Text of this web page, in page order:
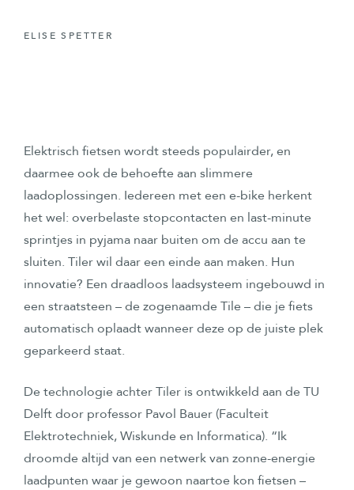
ELISE SPETTER
Elektrisch fietsen wordt steeds populairder, en
daarmee ook de behoefte aan slimmere
laadoplossingen. Iedereen met een e-bike herkent
het wel: overbelaste stopcontacten en last-minute
sprintjes in pyjama naar buiten om de accu aan te
sluiten. Tiler wil daar een einde aan maken. Hun
innovatie? Een draadloos laadsysteem ingebouwd in
een straatsteen – de zogenaamde Tile – die je fiets
automatisch oplaadt wanneer deze op de juiste plek
geparkeerd staat.
De technologie achter Tiler is ontwikkeld aan de TU
Delft door professor Pavol Bauer (Faculteit
Elektrotechniek, Wiskunde en Informatica). “Ik
droomde altijd van een netwerk van zonne-energie
laadpunten waar je gewoon naartoe kon fietsen –